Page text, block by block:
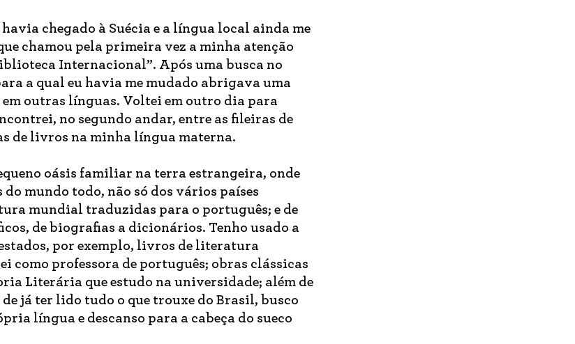
chegado à Suécia e a língua local ainda me
chamou pela primeira vez a minha atenção
Internacional”. Após uma busca no
a qual eu havia me mudado abrigava uma
outras línguas. Voltei em outro dia para
no segundo andar, entre as fileiras de
de livros na minha língua materna.
oásis familiar na terra estrangeira, onde
mundo todo, não só dos vários países
mundial traduzidas para o português; e de
de biografias a dicionários. Tenho usado a
por exemplo, livros de literatura
como professora de português; obras clássicas
Literária que estudo na universidade; além de
já ter lido tudo o que trouxe do Brasil, busco
língua e descanso para a cabeça do sueco